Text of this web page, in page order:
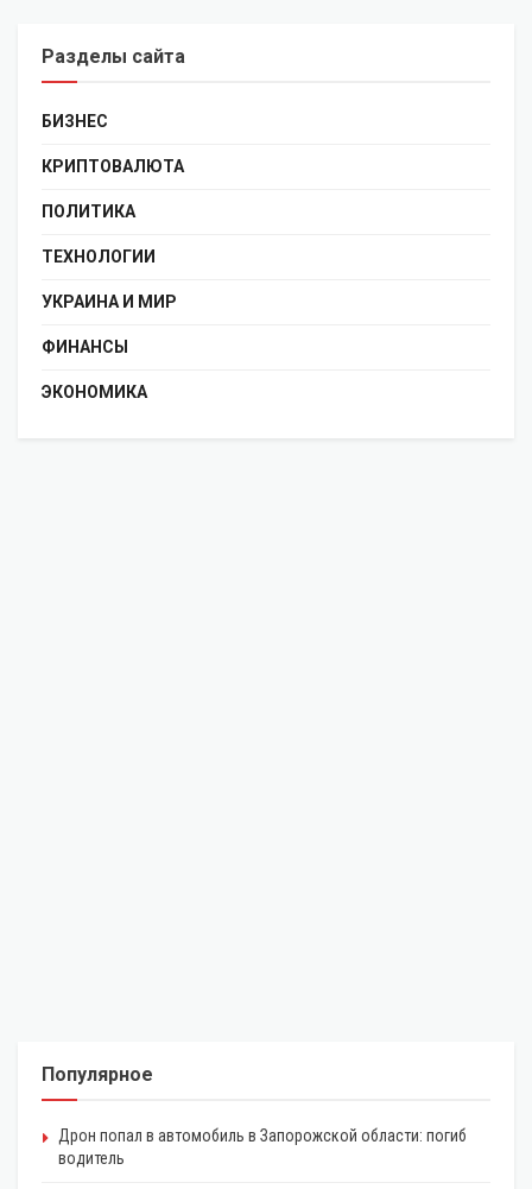
Разделы сайта
БИЗНЕС
КРИПТОВАЛЮТА
ПОЛИТИКА
ТЕХНОЛОГИИ
УКРАИНА И МИР
ФИНАНСЫ
ЭКОНОМИКА
Популярное
Дрон попал в автомобиль в Запорожской области: погиб
водитель